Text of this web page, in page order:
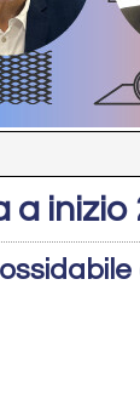
a inizio